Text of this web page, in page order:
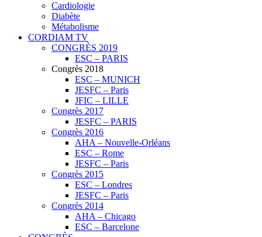
Cardiologie
Diabète
Métabolisme
CORDIAM TV
CONGRÈS 2019
ESC – PARIS
Congrès 2018
ESC – MUNICH
JESFC – Paris
JFIC – LILLE
Congrès 2017
JESFC – PARIS
Congrès 2016
AHA – Nouvelle-Orléans
ESC – Rome
JESFC – Paris
Congrès 2015
ESC – Londres
JESFC – Paris
Congrès 2014
AHA – Chicago
ESC – Barcelone